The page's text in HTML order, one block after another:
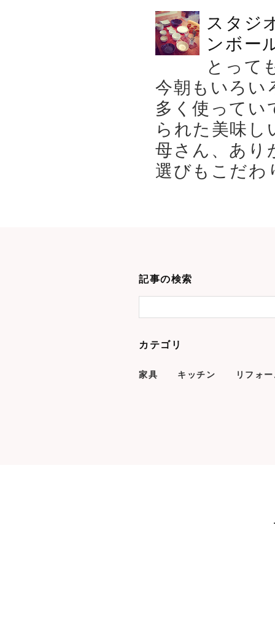
スタジ
ンボー
とって
今朝もいろい
多く使ってい
られた美味
母さん、あり
選びもこだ
記事の検索
カテゴリ
家具 キッチン リフォ